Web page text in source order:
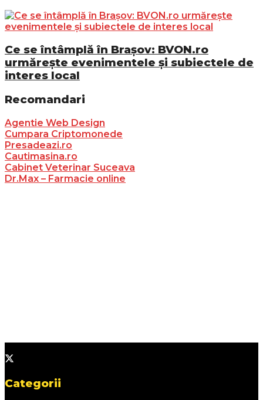
Ce se întâmplă în Brașov: BVON.ro
urmărește evenimentele și subiectele de
interes local
Recomandari
Agentie Web Design
Cumpara Criptomonede
Presadeazi.ro
Cautimasina.ro
Cabinet Veterinar Suceava
Dr.Max – Farmacie online
Categorii